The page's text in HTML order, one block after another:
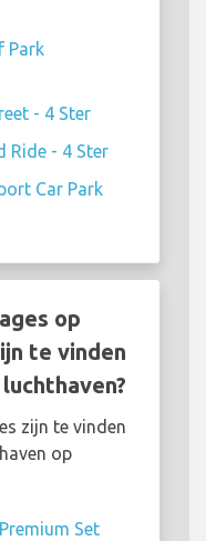
Park
- 4 Ster
Ride - 4 Ster
Car Park
op
te vinden
zijn te vinden
op
Set